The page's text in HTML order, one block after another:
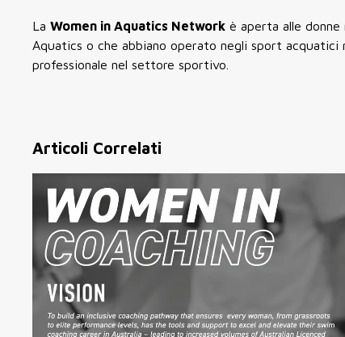
La Women in Aquatics Network è aperta alle
Aquatics o che abbiano operato negli sport
professionale nel settore sportivo.
Articoli Correlati